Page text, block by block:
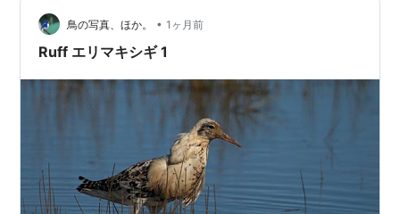
鳥の写真、ほか。 • 1ヶ月前
Ruff エリマキシギ 1